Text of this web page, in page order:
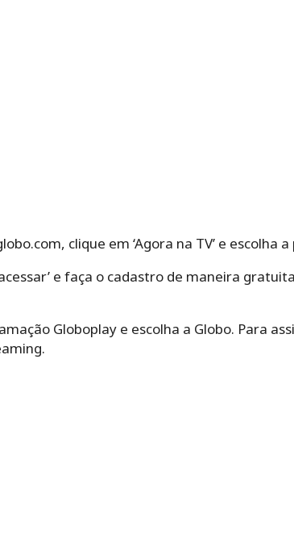
clique em ‘Agora na TV’ e escolha
e faça o cadastro de maneira
Globoplay e escolha a Globo. Para